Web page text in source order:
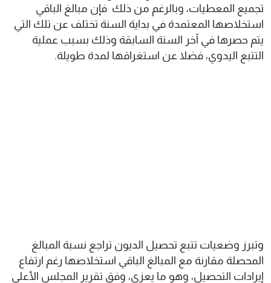
تجميع المعطيات، وبالرغم من ذلك فإن مبالغ الباقي
استخلاصها المعتمدة في بداية السنة تختلف عن تلك التي
يتم حصرها في آخر السنة السابقة وذلك بسبب عملية
التتبع اليدوي، فضلا عن استغراقها لمدة طويلة.
وتبرز وضعيات تتبع تحصيل الديون تراجع نسبة المبالغ
المحصلة مقارنة مع المبالغ الباقي استخلاصها رغم ارتفاع
إيرادات التحصيل، وهو ما يعزى، وفق تقرير المجلس الأعلى